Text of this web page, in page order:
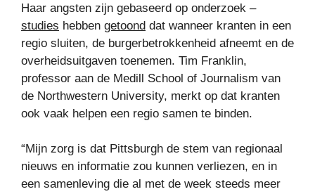
Haar angsten zijn gebaseerd op onderzoek –
studies hebben getoond dat wanneer kranten in een
regio sluiten, de burgerbetrokkenheid afneemt en de
overheidsuitgaven toenemen. Tim Franklin,
professor aan de Medill School of Journalism van
de Northwestern University, merkt op dat kranten
ook vaak helpen een regio samen te binden.
“Mijn zorg is dat Pittsburgh de stem van regionaal
nieuws en informatie zou kunnen verliezen, en in
een samenleving die al met de week steeds meer